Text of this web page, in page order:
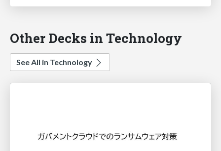
Other Decks in Technology
See All in Technology